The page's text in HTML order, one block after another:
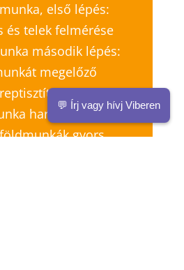
első lépés:
és telek felmérése
második lépés:
megelőző
harmadik lépés:
gyors
💬 Írj vagy hívj Viberen